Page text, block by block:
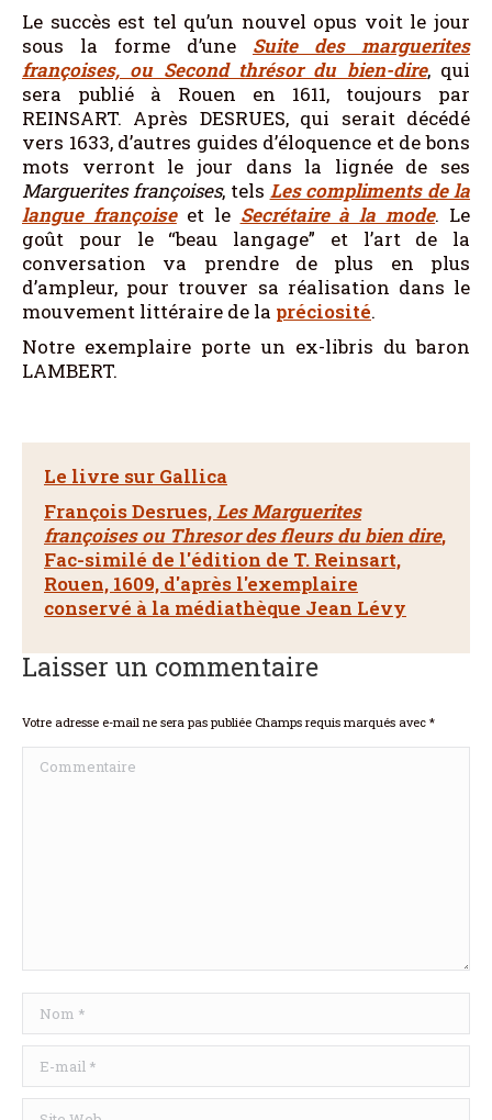
Le succès est tel qu’un nouvel opus voit le jour
sous la forme d’une Suite des marguerites
françoises, ou Second thrésor du bien-dire, qui
sera publié à Rouen en 1611, toujours par
REINSART. Après DESRUES, qui serait décédé
vers 1633, d’autres guides d’éloquence et de bons
mots verront le jour dans la lignée de ses
Marguerites françoises, tels Les compliments de la
langue françoiseet le Secrétaire à la mode. Le
goût pour le “beau langage” et l’art de la
conversation va prendre de plus en plus
d’ampleur, pour trouver sa réalisation dans le
mouvement littéraire de la préciosité.
Notre exemplaire porte un ex-libris du baron
LAMBERT.
Le livre sur Gallica
François Desrues, Les Marguerites
françoises ou Thresor des fleurs du bien dire,
Fac-similé de l'édition de T. Reinsart,
Rouen, 1609, d'après l'exemplaire
conservé à la médiathèque Jean Lévy
Laisser un commentaire
Votre adresse e-mail ne sera pas publiée Champs requis marqués avec *
Commentaire
Nom *
E-mail *
Site Web